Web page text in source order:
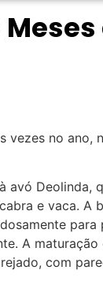
vezes no ano,
avó Deolinda,
e vaca. A
para
A
com